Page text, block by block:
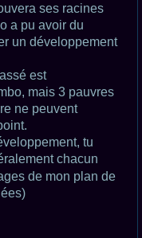
ses racines
a pu avoir du
un développement
est
mais 3 pauvres
ne peuvent
tu
chacun
de mon plan de